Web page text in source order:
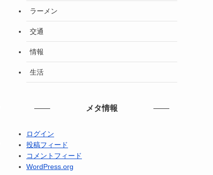
ラーメン
交通
情報
生活
メタ情報
ログイン
投稿フィード
コメントフィード
WordPress.org